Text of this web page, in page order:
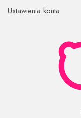
Ustawienia konta